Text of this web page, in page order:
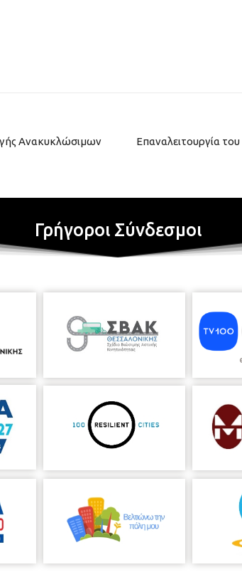
Ανακυκλώσιμων
Επαναλειτουργία
Γρήγοροι Σύνδεσμοι